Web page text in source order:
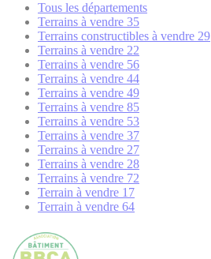
Tous les départements
Terrains à vendre 35
Terrains constructibles à vendre 29
Terrains à vendre 22
Terrains à vendre 56
Terrains à vendre 44
Terrains à vendre 49
Terrains à vendre 85
Terrains à vendre 53
Terrains à vendre 37
Terrains à vendre 27
Terrains à vendre 28
Terrains à vendre 72
Terrain à vendre 17
Terrain à vendre 64